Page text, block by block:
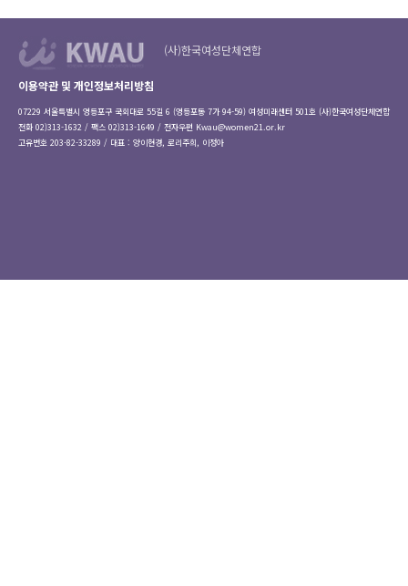
(사)한국여성단체연합
이용약관 및 개인정보처리방침
07229 서울특별시 영등포구 국회대로 55길 6 (영등포동 7가 94-59) 여성미래센터 501호 (사)한국여성단체연합
전화 02)313-1632 / 팩스 02)313-1649 / 전자우편 Kwau@women21.or.kr
고유번호 203-82-33289 / 대표 : 양이현경, 로리주희, 이정아